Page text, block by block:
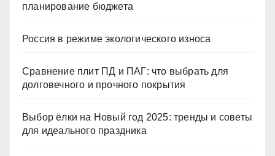
планирование бюджета
Россия в режиме экологического износа
Сравнение плит ПД и ПАГ: что выбрать для
долговечного и прочного покрытия
Выбор ёлки на Новый год 2025: тренды и советы
для идеального праздника